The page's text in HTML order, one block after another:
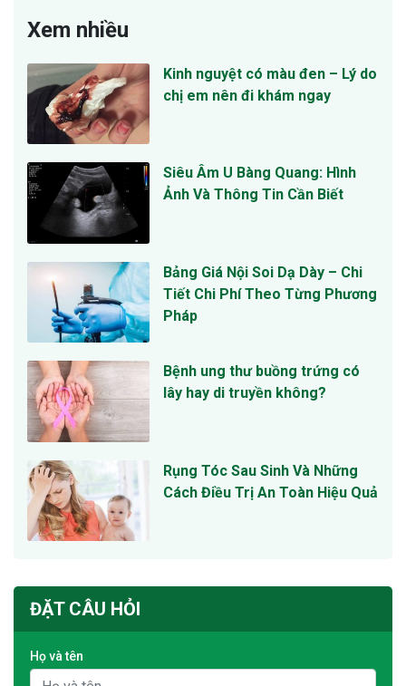
Xem nhiều
Kinh nguyệt có màu đen – Lý do
chị em nên đi khám ngay
Siêu Âm U Bàng Quang: Hình
Ảnh Và Thông Tin Cần Biết
Bảng Giá Nội Soi Dạ Dày – Chi
Tiết Chi Phí Theo Từng Phương
Pháp
Bệnh ung thư buồng trứng có
lây hay di truyền không?
Rụng Tóc Sau Sinh Và Những
Cách Điều Trị An Toàn Hiệu Quả
ĐẶT CÂU HỎI
Họ và tên